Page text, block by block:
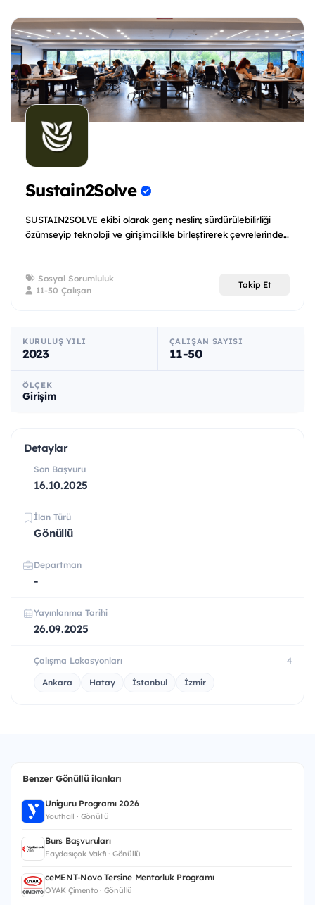
Sustain2Solve
SUSTAIN2SOLVE ekibi olarak genç neslin; sürdürülebilirliği
özümseyip teknoloji ve girişimcilikle birleştirerek çevrelerinde...
Sosyal Sorumluluk
11-50 Çalışan
Takip Et
KURULUŞ YILI
2023
ÇALIŞAN SAYISI
11-50
ÖLÇEK
Girişim
Detaylar
Son Başvuru
16.10.2025
İlan Türü
Gönüllü
Departman
-
Yayınlanma Tarihi
26.09.2025
Çalışma Lokasyonları 4
Ankara Hatay İstanbul İzmir
Benzer Gönüllü ilanları
Uniguru Programı 2026
Youthall · Gönüllü
Burs Başvuruları
Faydasıçok Vakfı · Gönüllü
ceMENT-Novo Tersine Mentorluk Programı
OYAK Çimento · Gönüllü